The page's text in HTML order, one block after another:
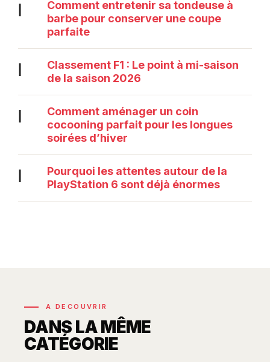
Comment entretenir sa tondeuse à
barbe pour conserver une coupe
parfaite
Classement F1 : Le point à mi-saison
de la saison 2026
Comment aménager un coin
cocooning parfait pour les longues
soirées d’hiver
Pourquoi les attentes autour de la
PlayStation 6 sont déjà énormes
A DECOUVRIR
DANS LA MÊME
CATÉGORIE